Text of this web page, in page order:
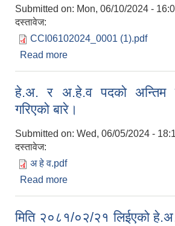
Submitted on: Mon, 06/10/2024 -
दस्तावेज:
CCI06102024_0001 (1).pdf
Read more
हे.अ. र अ.हे.व पदको अन्तिम
गरिएको बारे।
Submitted on: Wed, 06/05/2024 -
दस्तावेज:
अ हे व.pdf
Read more
मिति २०८१/०२/२१ लिईएको